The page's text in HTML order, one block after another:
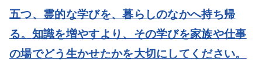
五つ、霊的な学びを、暮らしのなかへ持ち帰
る。 知識を増やすより、その学びを家族や仕事
の場でどう生かせたかを大切にしてください。